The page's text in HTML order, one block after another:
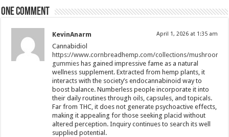
One comment
KevinAnarm April 1, 2026 at 1:35 am
Cannabidiol
https://www.cornbreadhemp.com/collections/mushroom-
gummies has gained impressive fame as a natural
wellness supplement. Extracted from hemp plants, it
interacts with the society’s endocannabinoid way to
boost balance. Numberless people incorporate it into
their daily routines through oils, capsules, and topicals.
Far from THC, it does not generate psychoactive effects,
making it appealing for those seeking placid without
altered perception. Inquiry continues to search its well
supplied potential.